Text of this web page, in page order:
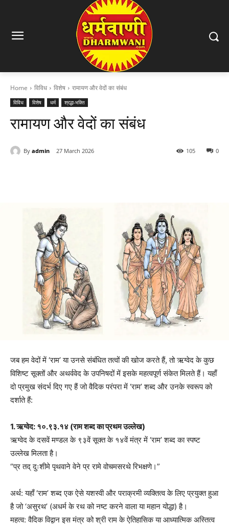
Home विविध विशेष रामायण और वेदों का संबंध
विविध विशेष धर्म श्रद्धा-भक्ति
रामायण और वेदों का संबंध
By admin 27 March 2026 0
105
जब हम वेदों में ‘राम’ या उनसे संबंधित तत्वों की खोज करते हैं, तो ऋग्वेद के कुछ
विशिष्ट सूक्तों और अथर्ववेद के उपनिषदों में इसके महत्वपूर्ण संकेत मिलते हैं। यहाँ
दो प्रमुख संदर्भ दिए गए हैं जो वैदिक परंपरा में ‘राम’ शब्द और उनके स्वरूप को
दर्शाते हैं:
1. ऋग्वेद: १०.९३.१४ (राम शब्द का प्रथम उल्लेख)
ऋग्वेद के दसवें मण्डल के ९३वें सूक्त के १४वें मंत्र में ‘राम’ शब्द का स्पष्ट
उल्लेख मिलता है।
“प्र तद् दुःशीमे पृथवाने वेने प्र रामे वोचमसरथे रिभक्षणे।”
अर्थ: यहाँ ‘राम’ शब्द एक ऐसे यशस्वी और पराक्रमी व्यक्तित्व के लिए प्रयुक्त हुआ
है जो ‘असुरथ’ (अधर्म के रथ को नष्ट करने वाला या महान योद्धा) है।
महत्व: वैदिक विद्वान इस मंत्र को श्री राम के ऐतिहासिक या आध्यात्मिक अस्तित्व